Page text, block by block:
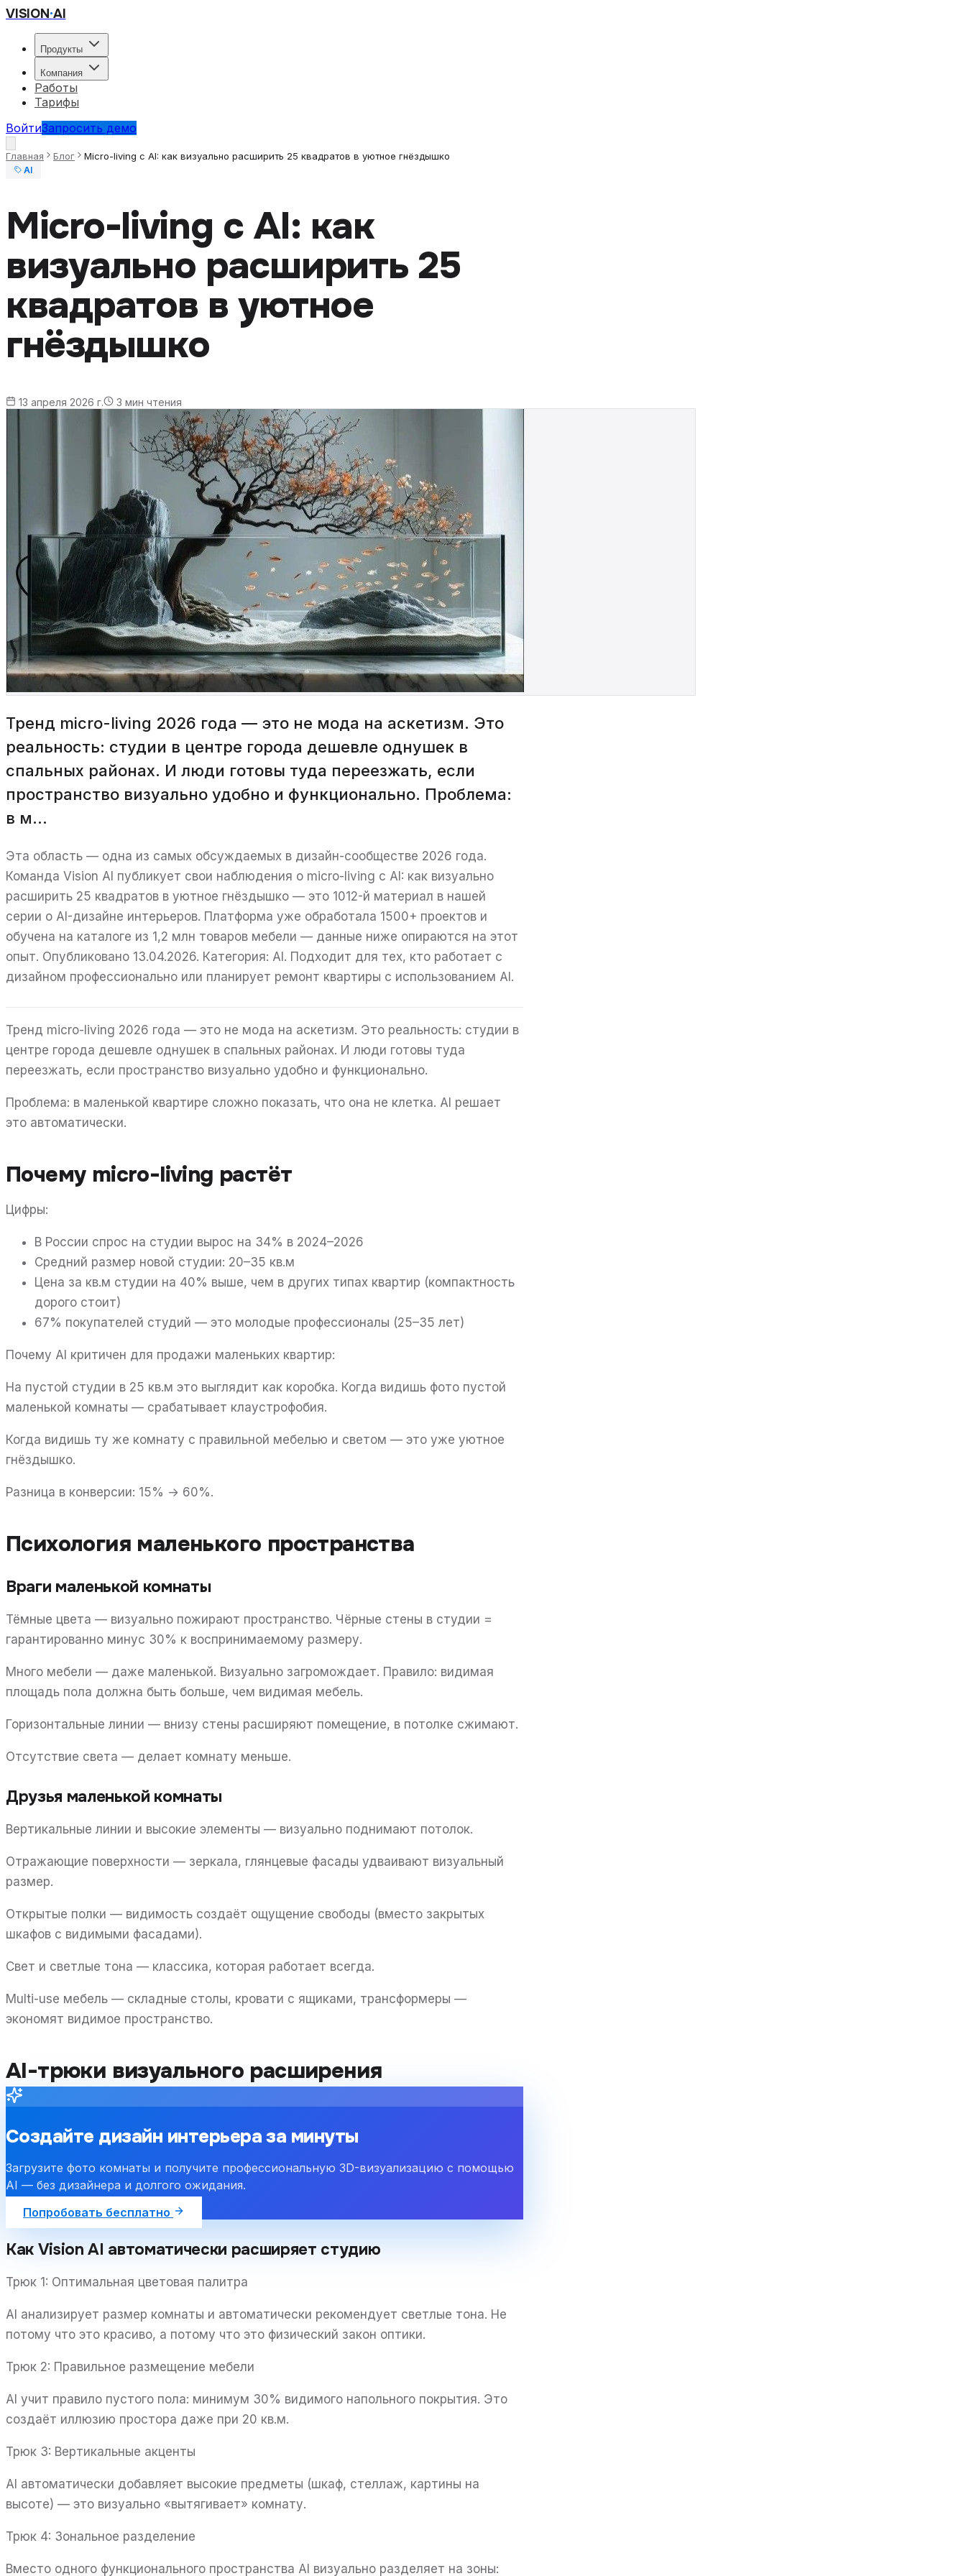
VISION·AI
Продукты
Компания
Работы
Тарифы
ВойтиЗапросить демо
Главная Блог Micro-living с AI: как визуально расширить 25 квадратов в уютное гнёздышко
AI
Micro-living с AI: как
визуально расширить 25
квадратов в уютное
гнёздышко
13 апреля 2026 г. 3 мин чтения
Тренд micro-living 2026 года — это не мода на аскетизм. Это
реальность: студии в центре города дешевле однушек в
спальных районах. И люди готовы туда переезжать, если
пространство визуально удобно и функционально. Проблема:
в м...
Эта область — одна из самых обсуждаемых в дизайн-сообществе 2026 года.
Команда Vision AI публикует свои наблюдения о micro-living с AI: как визуально
расширить 25 квадратов в уютное гнёздышко — это 1012-й материал в нашей
серии о AI-дизайне интерьеров. Платформа уже обработала 1500+ проектов и
обучена на каталоге из 1,2 млн товаров мебели — данные ниже опираются на этот
опыт. Опубликовано 13.04.2026. Категория: AI. Подходит для тех, кто работает с
дизайном профессионально или планирует ремонт квартиры с использованием AI.
Тренд micro-living 2026 года — это не мода на аскетизм. Это реальность: студии в
центре города дешевле однушек в спальных районах. И люди готовы туда
переезжать, если пространство визуально удобно и функционально.
Проблема: в маленькой квартире сложно показать, что она не клетка. AI решает
это автоматически.
Почему micro-living растёт
Цифры:
В России спрос на студии вырос на 34% в 2024–2026
Средний размер новой студии: 20–35 кв.м
Цена за кв.м студии на 40% выше, чем в других типах квартир (компактность
дорого стоит)
67% покупателей студий — это молодые профессионалы (25–35 лет)
Почему AI критичен для продажи маленьких квартир:
На пустой студии в 25 кв.м это выглядит как коробка. Когда видишь фото пустой
маленькой комнаты — срабатывает клаустрофобия.
Когда видишь ту же комнату с правильной мебелью и светом — это уже уютное
гнёздышко.
Разница в конверсии: 15% → 60%.
Психология маленького пространства
Враги маленькой комнаты
Тёмные цвета — визуально пожирают пространство. Чёрные стены в студии =
гарантированно минус 30% к воспринимаемому размеру.
Много мебели — даже маленькой. Визуально загромождает. Правило: видимая
площадь пола должна быть больше, чем видимая мебель.
Горизонтальные линии — внизу стены расширяют помещение, в потолке сжимают.
Отсутствие света — делает комнату меньше.
Друзья маленькой комнаты
Вертикальные линии и высокие элементы — визуально поднимают потолок.
Отражающие поверхности — зеркала, глянцевые фасады удваивают визуальный
размер.
Открытые полки — видимость создаёт ощущение свободы (вместо закрытых
шкафов с видимыми фасадами).
Свет и светлые тона — классика, которая работает всегда.
Multi-use мебель — складные столы, кровати с ящиками, трансформеры —
экономят видимое пространство.
AI-трюки визуального расширения
Создайте дизайн интерьера за минуты
Загрузите фото комнаты и получите профессиональную 3D-визуализацию с помощью
AI — без дизайнера и долгого ожидания.
Попробовать бесплатно
Как Vision AI автоматически расширяет студию
Трюк 1: Оптимальная цветовая палитра
AI анализирует размер комнаты и автоматически рекомендует светлые тона. Не
потому что это красиво, а потому что это физический закон оптики.
Трюк 2: Правильное размещение мебели
AI учит правило пустого пола: минимум 30% видимого напольного покрытия. Это
создаёт иллюзию простора даже при 20 кв.м.
Трюк 3: Вертикальные акценты
AI автоматически добавляет высокие предметы (шкаф, стеллаж, картины на
высоте) — это визуально «вытягивает» комнату.
Трюк 4: Зональное разделение
Вместо одного функционального пространства AI визуально разделяет на зоны: